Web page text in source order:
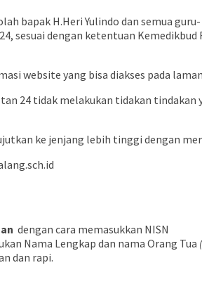
bapak H.Heri Yulindo dan semua
sesuai dengan ketentuan
website yang bisa diakses pada laman
24 tidak melakukan tidakan
ke jenjang lebih tinggi dengan
dengan cara memasukkan NISN
Nama Lengkap dan nama Orang Tua
dan rapi.